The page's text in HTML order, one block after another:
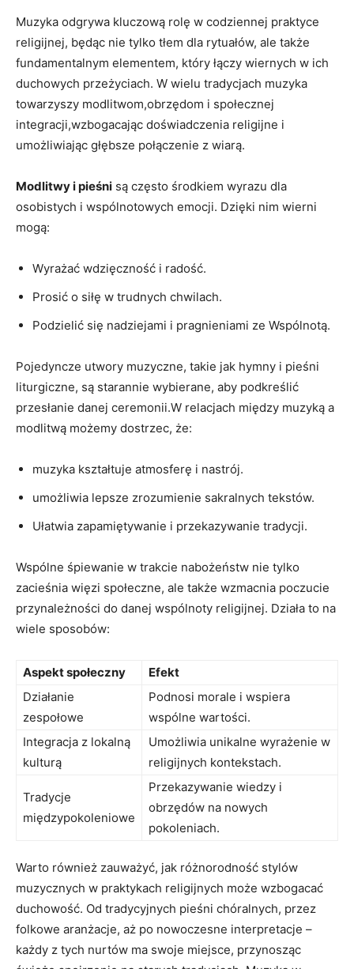
Muzyka odgrywa kluczową rolę w codziennej praktyce
religijnej, będąc nie tylko tłem dla rytuałów, ale także
fundamentalnym elementem, który łączy wiernych w ich
duchowych przeżyciach. W wielu tradycjach muzyka
towarzyszy modlitwom,obrzędom i społecznej
integracji,wzbogacając doświadczenia religijne i
umożliwiając głębsze połączenie z wiarą.
Modlitwy i pieśni są często środkiem wyrazu dla
osobistych i wspólnotowych emocji. Dzięki nim wierni
mogą:
Wyrażać wdzięczność i radość.
Prosić o siłę w trudnych chwilach.
Podzielić się nadziejami i pragnieniami ze Wspólnotą.
Pojedyncze utwory muzyczne, takie jak hymny i pieśni
liturgiczne, są starannie wybierane, aby podkreślić
przesłanie danej ceremonii.W relacjach między muzyką a
modlitwą możemy dostrzec, że:
muzyka kształtuje atmosferę i nastrój.
umożliwia lepsze zrozumienie sakralnych tekstów.
Ułatwia zapamiętywanie i przekazywanie tradycji.
Wspólne śpiewanie w trakcie nabożeństw nie tylko
zacieśnia więzi społeczne, ale także wzmacnia poczucie
przynależności do danej wspólnoty religijnej. Działa to na
wiele sposobów:
Aspekt społeczny
Efekt
Działanie
zespołowe
Podnosi morale i wspiera
wspólne wartości.
Integracja z lokalną
kulturą
Umożliwia unikalne wyrażenie w
religijnych kontekstach.
Tradycje
międzypokoleniowe
Przekazywanie wiedzy i
obrzędów na nowych
pokoleniach.
Warto również zauważyć, jak różnorodność stylów
muzycznych w praktykach religijnych może wzbogacać
duchowość. Od tradycyjnych pieśni chóralnych, przez
folkowe aranżacje, aż po nowoczesne interpretacje –
każdy z tych nurtów ma swoje miejsce, przynosząc